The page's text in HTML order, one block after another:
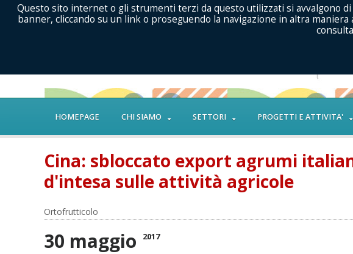
HOMEPAGE CHI SIAMO SETTORI PROGETTI E ATTIVITA'
Cina: sbloccato export agrumi
d'intesa sulle attività agricole
Ortofrutticolo
30 maggio 2017
Questo sito internet o gli strumenti terzi da questo utilizzati si avvalgono
banner, cliccando su un link o proseguendo la navigazione in altra